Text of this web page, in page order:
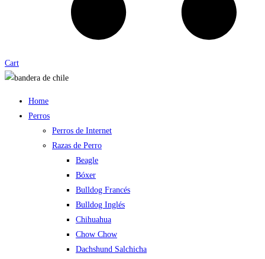
Cart
Home
Perros
Perros de Internet
Razas de Perro
Beagle
Bóxer
Bulldog Francés
Bulldog Inglés
Chihuahua
Chow Chow
Dachshund Salchicha